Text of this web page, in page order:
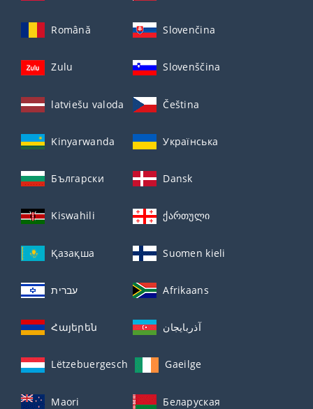
Română Slovenčina
Zulu Slovenščina
latviešu valoda Čeština
Kinyarwanda Українська
Български Dansk
Kiswahili ქართული
Қазақша Suomen kieli
עברית Afrikaans
Հայերեն آذربايجان
Lëtzebuergesch Gaeilge
Maori Беларуская